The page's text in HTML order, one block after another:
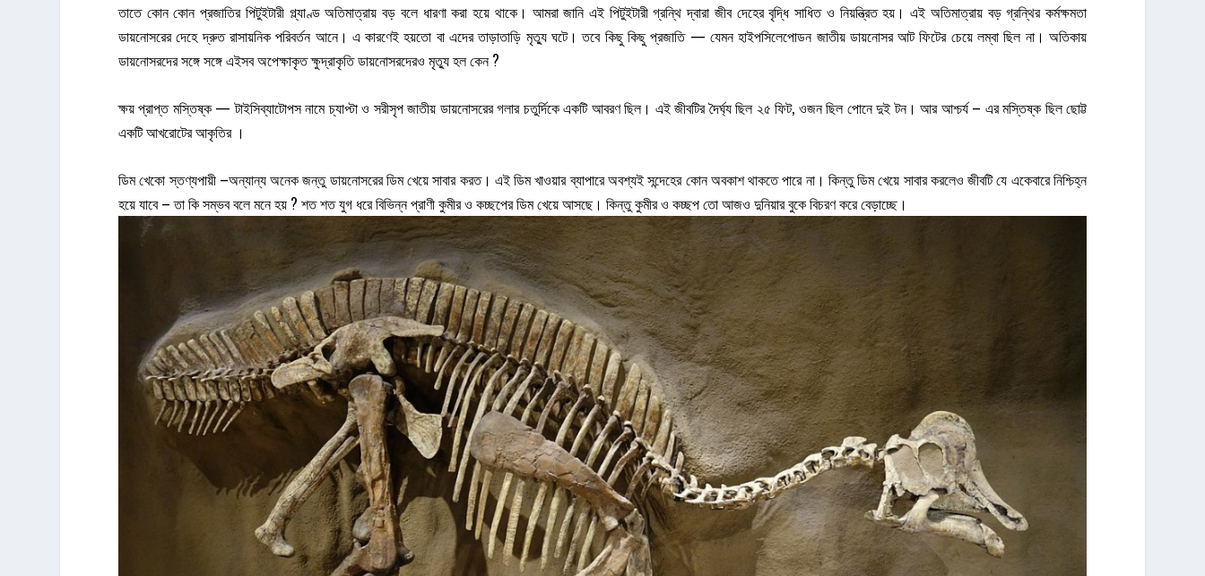
তাতে কোন কোন প্রজাতির পিটুইটারী গ্ল্যাণ্ড অতিমাত্রায় বড় বলে ধারণা করা হয়ে থাকে। আমরা জানি এই পিটুইটারী গ্রন্থি দ্বারা জীব দেহের বৃদ্ধি সাধিত ও নিয়ন্ত্রিত হয়। এই অতিমাত্রায় বড় গ্রন্থির কর্মক্ষমতা
ডায়নোসরের দেহে দ্রুত রাসায়নিক পরিবর্তন আনে। এ কারণেই হয়তো বা এদের তাড়াতাড়ি মৃত্যু ঘটে। তবে কিছু কিছু প্রজাতি — যেমন হাইপসিলেপোডন জাতীয় ডায়নোসর আট ফিটের চেয়ে লম্বা ছিল না। অতিকায়
ডায়নোসরদের সঙ্গে সঙ্গে এইসব অপেক্ষাকৃত ক্ষুদ্রাকৃতি ডায়নোসরদেরও মৃত্যু হল কেন ?
ক্ষয় প্রাপ্ত মস্তিষ্ক — টাইসিব্যাটোপস নামে চ্যাপ্টা ও সরীসৃপ জাতীয় ডায়নোসরের গলার চতুর্দিকে একটি আবরণ ছিল। এই জীবটির দৈর্ঘ্য ছিল ২৫ ফিট, ওজন ছিল পোনে দুই টন। আর আশ্চর্য – এর মস্তিষ্ক ছিল ছোট্ট
একটি আখরোটের আকৃতির ।
ডিম খেকো স্তণ্যপায়ী –অন্যান্য অনেক জন্তু ডায়নোসরের ডিম খেয়ে সাবার করত। এই ডিম খাওয়ার ব্যাপারে অবশ্যই সন্দেহের কোন অবকাশ থাকতে পারে না। কিন্তু ডিম খেয়ে সাবার করলেও জীবটি যে একেবারে নিশ্চিহ্ন
হয়ে যাবে – তা কি সম্ভব বলে মনে হয় ? শত শত যুগ ধরে বিভিন্ন প্রাণী কুমীর ও কচ্ছপের ডিম খেয়ে আসছে। কিন্তু কুমীর ও কচ্ছপ তো আজও দুনিয়ার বুকে বিচরণ করে বেড়াচ্ছে।